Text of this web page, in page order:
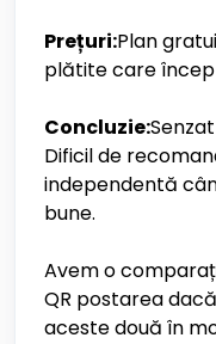
Prețuri:Plan
plătite care
Concluzie:
Dificil de
independentă
bune.
Avem o
QR postarea
aceste două în